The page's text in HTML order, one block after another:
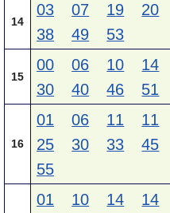
14
03 07 19 20
38
49 53
15
00 06 10 14
30
40 46 51
16
01 06 11 11
25
30 33 45
55
01 10 14 14